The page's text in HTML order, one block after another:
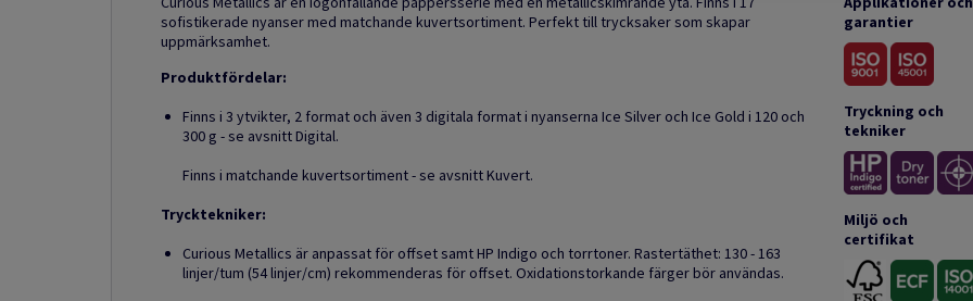
sofistikerade nyanser med matchande kuvertsortiment. Perfekt till trycksaker som skapar
uppmärksamhet.
Produktfördelar:
Finns i 3 ytvikter, 2 format och även 3 digitala format i nyanserna Ice Silver och Ice Gold i 120 och
300 g - se avsnitt Digital.
Finns i matchande kuvertsortiment - se avsnitt Kuvert.
Trycktekniker:
Curious Metallics är anpassat för offset samt HP Indigo och torrtoner. Rastertäthet: 130 - 163
linjer/tum (54 linjer/cm) rekommenderas för offset. Oxidationstorkande färger bör användas.
garantier
Tryckning och
tekniker
Miljö och
certifikat